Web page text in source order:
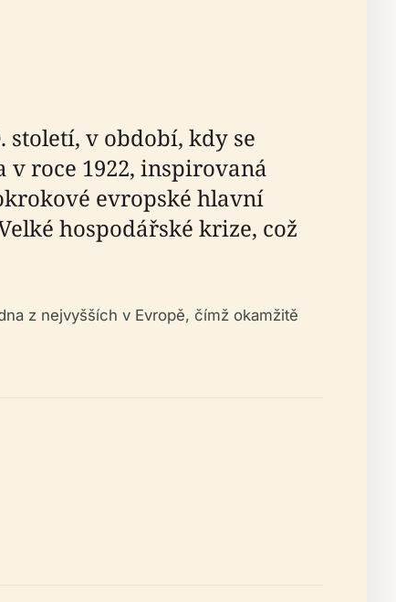
století, v období, kdy se
roce 1922, inspirovaná
evropské hlavní
hospodářské krize, což
z nejvyšších v Evropě, čímž okamžitě